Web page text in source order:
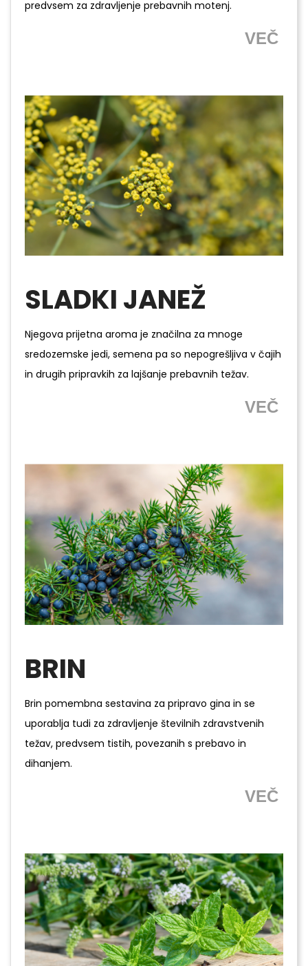
predvsem za zdravljenje prebavnih motenj.
VEČ
SLADKI JANEŽ
Njegova prijetna aroma je značilna za mnoge
sredozemske jedi, semena pa so nepogrešljiva v čajih
in drugih pripravkih za lajšanje prebavnih težav.
VEČ
BRIN
Brin pomembna sestavina za pripravo gina in se
uporablja tudi za zdravljenje številnih zdravstvenih
težav, predvsem tistih, povezanih s prebavo in
dihanjem.
VEČ